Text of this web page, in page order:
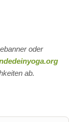
oder
ab.